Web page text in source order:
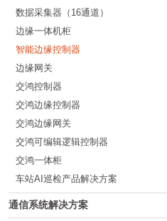
数据采集器（16通道）
边缘一体机柜
智能边缘控制器
边缘网关
交鸿控制器
交鸿边缘控制器
交鸿边缘网关
交鸿可编辑逻辑控制器
交鸿一体柜
车站AI巡检产品解决方案
通信系统解决方案